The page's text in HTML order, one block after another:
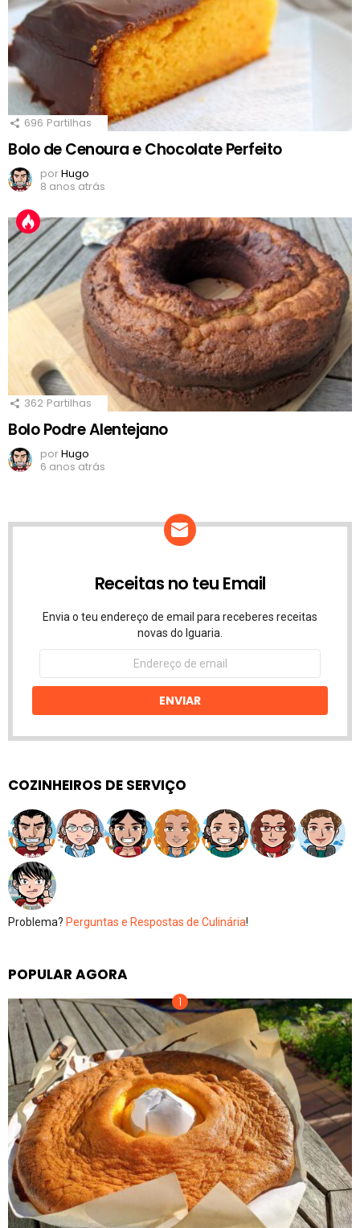
696 Partilhas
Bolo de Cenoura e Chocolate Perfeito
porHugo
8 anos atrás
362 Partilhas
Bolo Podre Alentejano
porHugo
6 anos atrás
Receitas no teu Email
Envia o teu endereço de email para receberes receitas
novas do Iguaria.
Endereço
email
ENVIAR
COZINHEIROS DE SERVIÇO
Problema? Perguntas e Respostas de Culinária!
POPULAR AGORA